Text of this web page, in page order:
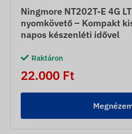
Ningmore NT202T-E 4G
nyomkövető – Kompakt
napos készenléti idővel
Raktáron
22.000 Ft